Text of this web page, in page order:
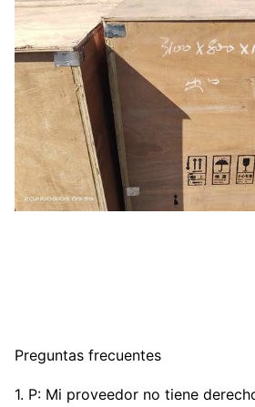
Preguntas frecuentes
1. P: Mi proveedor no tiene